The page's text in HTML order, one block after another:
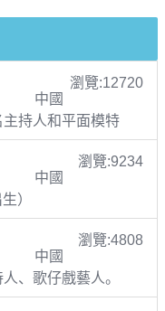
瀏覽:12720
中國
持人和平面模特
瀏覽:9234
中國
）
瀏覽:4808
中國
、歌仔戲藝人。